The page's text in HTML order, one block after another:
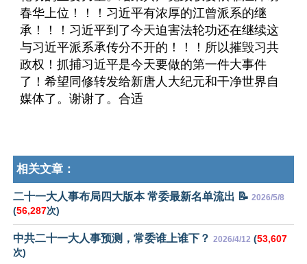
春华上位！！！习近平有浓厚的江曾派系的继
承！！！习近平到了今天迫害法轮功还在继续这
与习近平派系承传分不开的！！！所以摧毁习共
政权！抓捕习近平是今天要做的第一件大事件
了！希望同修转发给新唐人大纪元和干净世界自
媒体了。谢谢了。合适
相关文章：
二十一大人事布局四大版本 常委最新名单流出 📝 2026/5/8
(56,287次)
中共二十一大人事预测，常委谁上谁下？ 2026/4/12 (53,607
次)